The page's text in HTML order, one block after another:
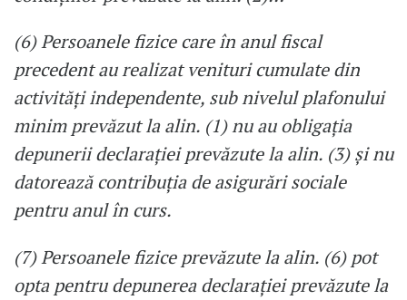
(6) Persoanele fizice care în anul fiscal
precedent au realizat venituri cumulate din
activităţi independente, sub nivelul plafonului
minim prevăzut la alin. (1) nu au obligaţia
depunerii declaraţiei prevăzute la alin. (3) şi nu
datorează contribuţia de asigurări sociale
pentru anul în curs.
(7) Persoanele fizice prevăzute la alin. (6) pot
opta pentru depunerea declaraţiei prevăzute la